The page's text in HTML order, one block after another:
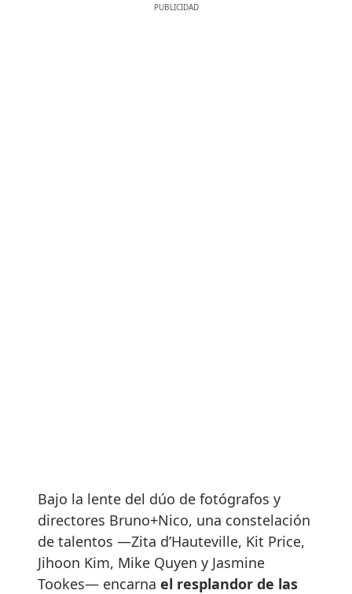
Bajo la lente del dúo de fotógrafos y
directores Bruno+Nico, una constelación
de talentos —Zita d’Hauteville, Kit Price,
Jihoon Kim, Mike Quyen y Jasmine
Tookes— encarna el resplandor de las